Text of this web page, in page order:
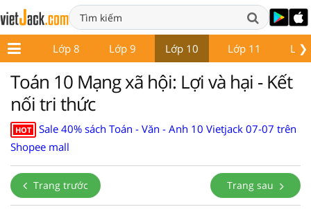
❯
7 Lớp 8 Lớp 9 Lớp 10 Lớp 11
Toán 10 Mạng xã hội: Lợi và hại - Kết
nối tri thức
HOT
Sale 40% sách Toán - Văn - Anh 10 Vietjack 07-07 trên
Shopee mall
Trang trước Trang sau